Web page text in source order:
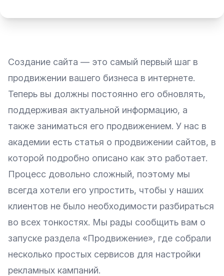
Создание сайта — это самый первый шаг в
продвижении вашего бизнеса в интернете.
Теперь вы должны постоянно его обновлять,
поддерживая актуальной информацию, а
также заниматься его продвижением. У нас в
академии есть статья о продвижении сайтов, в
которой подробно описано как это работает.
Процесс довольно сложный, поэтому мы
всегда хотели его упростить, чтобы у наших
клиентов не было необходимости разбираться
во всех тонкостях. Мы рады сообщить вам о
запуске раздела «Продвижение», где собрали
несколько простых сервисов для настройки
рекламных кампаний.